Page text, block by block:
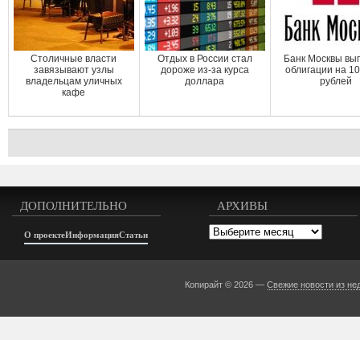
Столичные власти
завязывают узлы
владельцам уличных
кафе
Отдых в России стал
дороже из-за курса
доллара
Банк Москвы
облигации на
рублей
ДОПОЛНИТЕЛЬНО
О проектеИнформацияСтатьи
АРХИВЫ
Архивы
Копирайт © 2026 —Свежие новости из